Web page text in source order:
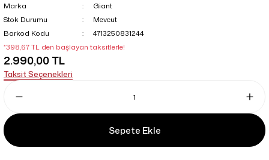
Marka
Giant
Stok Durumu
Mevcut
Barkod Kodu
4713250831244
*398,67 TL den başlayan taksitlerle!
2.990,00 TL
Taksit Seçenekleri
Sepete Ekle